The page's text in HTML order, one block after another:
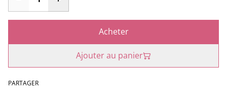
Acheter
Ajouter au panier
PARTAGER